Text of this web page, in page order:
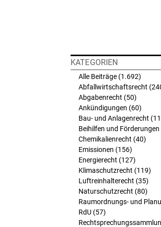
Alle Beiträge (1.692)
Abfallwirtschaftsrecht
Abgabenrecht (50)
Ankündigungen (60)
Bau- und Anlagenrecht
Beihilfen und Förderungen
Chemikalienrecht (40)
Emissionen (156)
Energierecht (127)
Klimaschutzrecht (119)
Luftreinhalterecht (35)
Naturschutzrecht (80)
Raumordnungs- und
RdU (57)
KATEGORIEN